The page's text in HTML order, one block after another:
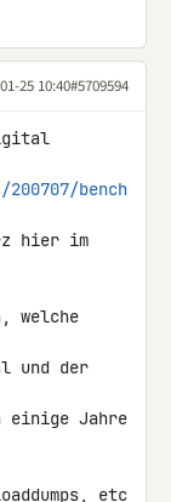
25 10:40#5709594
bench
hier im
welche
und der
einige Jahre
etc